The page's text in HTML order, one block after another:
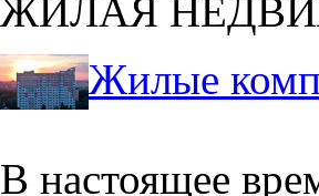
ЖИЛАЯ
Жилые
В настоящее